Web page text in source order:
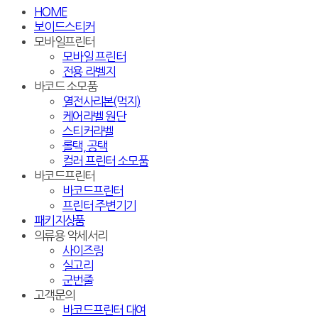
HOME
보이드스티커
모바일프린터
모바일 프린터
전용 라벨지
바코드 소모품
열전사리본(먹지)
케어라벨 원단
스티커라벨
롤택, 공택
컬러 프린터 소모품
바코드프린터
바코드프린터
프린터 주변기기
패키지상품
의류용 악세서리
사이즈링
실고리
군번줄
고객문의
바코드프린터 대여